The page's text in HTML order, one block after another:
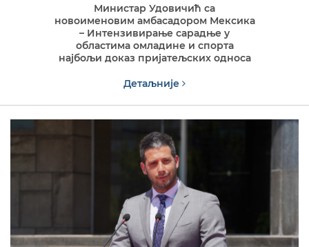
Министар Удовичић са
новоименовим амбасадором Мексика
– Интензивирање сарадње у
областима омладине и спорта
најбољи доказ пријатељских односа
Детаљније